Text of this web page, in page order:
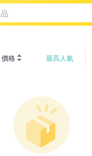
價格 最高人氣